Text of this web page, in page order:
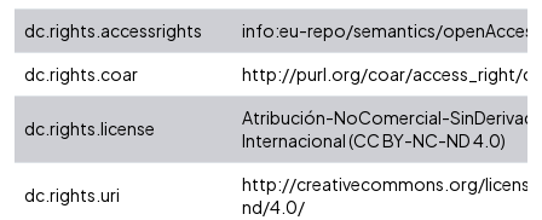
dc.rights.accessrights
info:eu-repo/semantics/openAccess
dc.rights.coar
http://purl.org/coar/access_right/
dc.rights.license
Atribución-NoComercial-
Internacional (CC BY-NC-ND 4.0)
dc.rights.uri
http://creativecommons.org/
nd/4.0/